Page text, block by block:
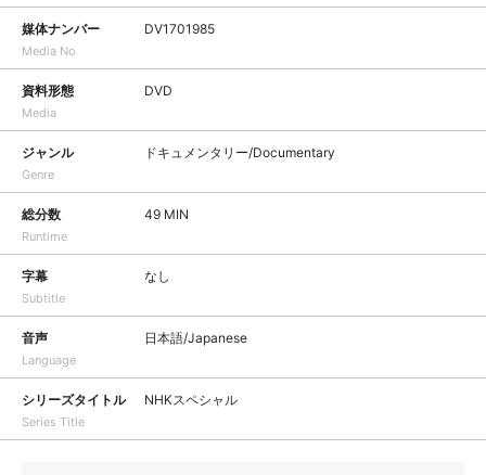
媒体ナンバー
Media No
DV1701985
資料形態
Media
DVD
ジャンル
Genre
ドキュメンタリー/Documentary
総分数
Runtime
49 MIN
字幕
Subtitle
なし
音声
Language
日本語/Japanese
シリーズタイトル
Series Title
NHKスペシャル